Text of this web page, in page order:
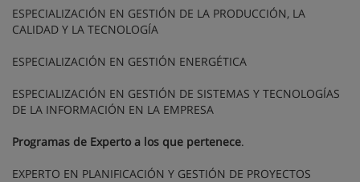
ESPECIALIZACIÓN EN GESTIÓN DE LA PRODUCCIÓN, LA
CALIDAD Y LA TECNOLOGÍA
ESPECIALIZACIÓN EN GESTIÓN ENERGÉTICA
ESPECIALIZACIÓN EN GESTIÓN DE SISTEMAS Y TECNOLOGÍAS
DE LA INFORMACIÓN EN LA EMPRESA
Programas de Experto a los que pertenece.
EXPERTO EN PLANIFICACIÓN Y GESTIÓN DE PROYECTOS